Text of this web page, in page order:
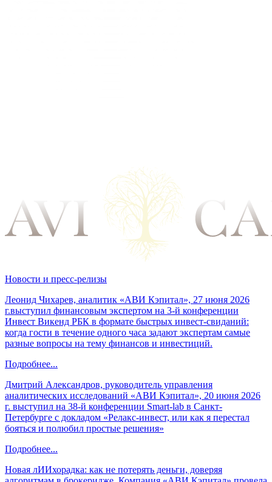
Новости и пресс-релизы
Леонид Чихарев, аналитик «АВИ Кэпитал», 27 июня 2026
г.выступил финансовым экспертом на 3-й конференции
Инвест Викенд РБК в формате быстрых инвест-свиданий:
когда гости в течение одного часа задают экспертам самые
разные вопросы на тему финансов и инвестиций.
Подробнее...
Дмитрий Александров, руководитель управления
аналитических исследований «АВИ Кэпитал», 20 июня 2026
г. выступил на 38-й конференции Smart-lab в Санкт-
Петербурге с докладом «Релакс-инвест, или как я перестал
бояться и полюбил простые решения»
Подробнее...
Новая лИИхорадка: как не потерять деньги, доверяя